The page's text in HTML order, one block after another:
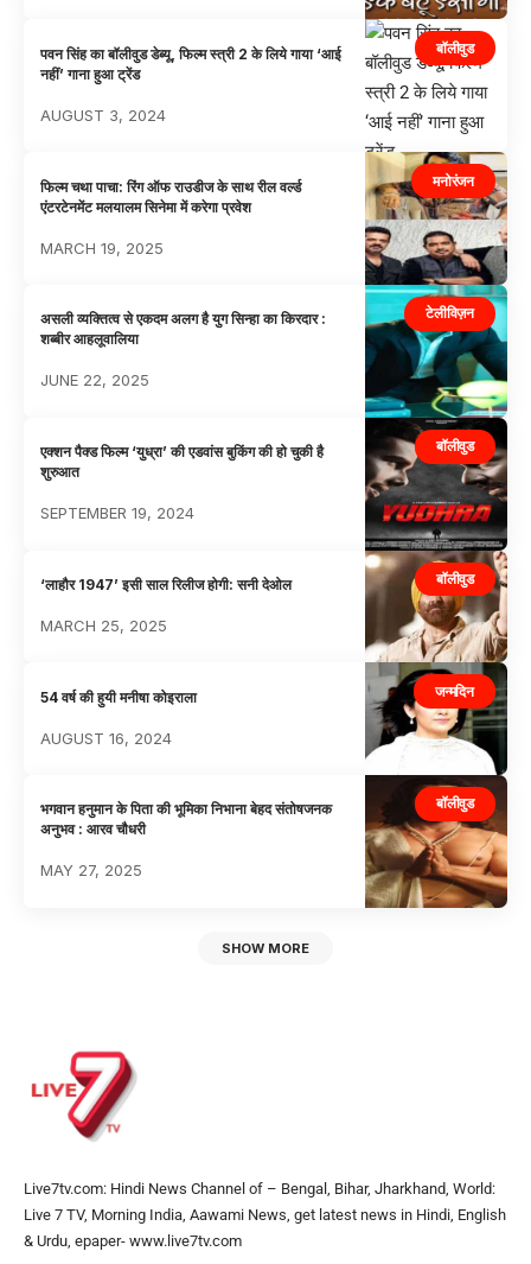
बॉलीवुड
पवन सिंह का बॉलीवुड डेब्यू, फिल्म स्त्री 2 के लिये गाया ‘आई
नहीं’ गाना हुआ ट्रेंड
AUGUST 3, 2024
मनोरंजन
फिल्म चथा पाचा: रिंग ऑफ राउडीज के साथ रील वर्ल्ड
एंटरटेनमेंट मलयालम सिनेमा में करेगा प्रवेश
MARCH 19, 2025
टेलीविज़न
असली व्यक्तित्व से एकदम अलग है युग सिन्हा का किरदार :
शब्बीर आहलूवालिया
JUNE 22, 2025
बॉलीवुड
एक्शन पैक्ड फिल्म ‘युध्रा’ की एडवांस बुकिंग की हो चुकी है
शुरुआत
SEPTEMBER 19, 2024
बॉलीवुड
‘लाहौर 1947’ इसी साल रिलीज होगी: सनी देओल
MARCH 25, 2025
जन्मदिन
54 वर्ष की हुयी मनीषा कोइराला
AUGUST 16, 2024
बॉलीवुड
भगवान हनुमान के पिता की भूमिका निभाना बेहद संतोषजनक
अनुभव : आरव चौधरी
MAY 27, 2025
SHOW MORE
Live7tv.com: Hindi News Channel of – Bengal, Bihar, Jharkhand, World:
Live 7 TV, Morning India, Aawami News, get latest news in Hindi, English
& Urdu, epaper- www.live7tv.com